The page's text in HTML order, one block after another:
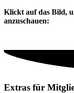
Klickt auf das Bild,
anzuschauen:
Extras für